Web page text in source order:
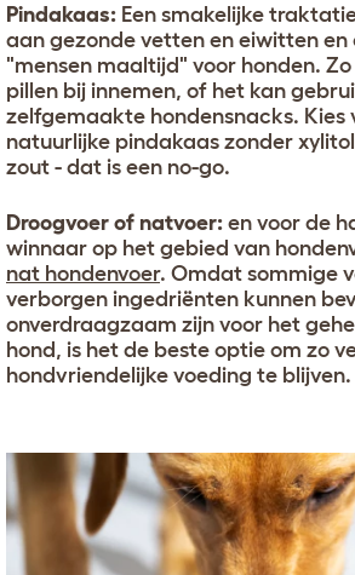
Pindakaas: Een smakelijke
aan gezonde vetten en eiwitten en
"mensen maaltijd" voor honden.
pillen bij innemen, of het kan
zelfgemaakte hondensnacks. Kies
natuurlijke pindakaas zonder
zout - dat is een no-go.
Droogvoer of natvoer: en voor de
winnaar op het gebied van
nat hondenvoer. Omdat sommige
verborgen ingedriënten kunnen
onverdraagzaam zijn voor het
hond, is het de beste optie om zo
hondvriendelijke voeding te blijven.